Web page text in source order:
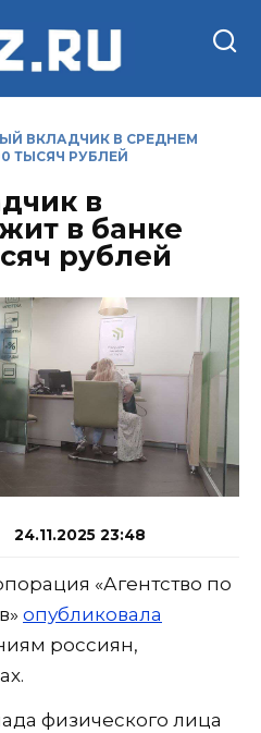
ВКЛАДЧИК В СРЕДНЕМ
ТЫСЯЧ РУБЛЕЙ
в
в банке
рублей
24.11.2025 23:48
«Агентство по
опубликовала
россиян,
физического лица